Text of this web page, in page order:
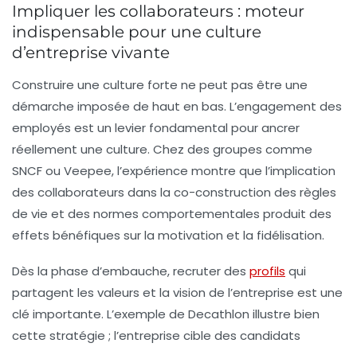
Impliquer les collaborateurs : moteur
indispensable pour une culture
d’entreprise vivante
Construire une culture forte ne peut pas être une
démarche imposée de haut en bas. L’engagement des
employés est un levier fondamental pour ancrer
réellement une culture. Chez des groupes comme
SNCF ou Veepee, l’expérience montre que l’implication
des collaborateurs dans la co-construction des règles
de vie et des normes comportementales produit des
effets bénéfiques sur la motivation et la fidélisation.
Dès la phase d’embauche, recruter des profils qui
partagent les valeurs et la vision de l’entreprise est une
clé importante. L’exemple de Decathlon illustre bien
cette stratégie ; l’entreprise cible des candidats